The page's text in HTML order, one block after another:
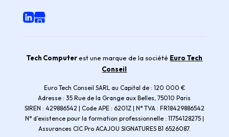
Tech Computerest une marque de la société Euro Tech
Conseil
Euro Tech Conseil SARL au Capital de : 120 000 €
Adresse : 35 Rue de la Grange aux Belles, 75010 Paris
SIREN : 429886542 | Code APE : 6201Z | N° TVA : FR18429886542
N° d’existence pour la formation professionnelle : 11754128275 |
Assurances CIC Pro ACAJOU SIGNATURES B1 6526087.